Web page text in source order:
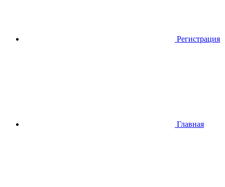
Регистрация
Главная